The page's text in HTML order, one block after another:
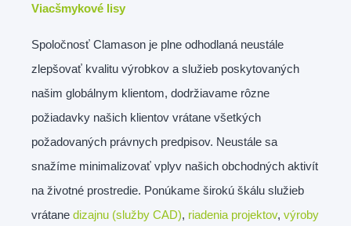
Viacšmykové lisy
Spoločnosť Clamason je plne odhodlaná neustále
zlepšovať kvalitu výrobkov a služieb poskytovaných
našim globálnym klientom, dodržiavame rôzne
požiadavky našich klientov vrátane všetkých
požadovaných právnych predpisov. Neustále sa
snažíme minimalizovať vplyv našich obchodných aktivít
na životné prostredie. Ponúkame širokú škálu služieb
vrátane dizajnu (služby CAD), riadenia projektov, výroby